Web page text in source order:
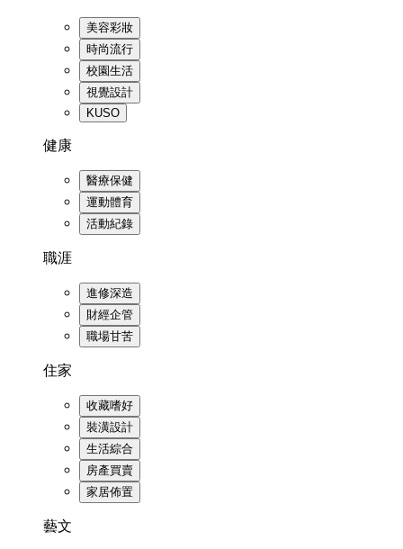
美容彩妝
時尚流行
校園生活
視覺設計
KUSO
健康
醫療保健
運動體育
活動紀錄
職涯
進修深造
財經企管
職場甘苦
住家
收藏嗜好
裝潢設計
生活綜合
房產買賣
家居佈置
藝文